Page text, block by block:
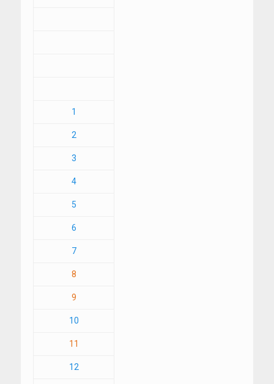
1
2
3
4
5
6
7
8
9
10
11
12